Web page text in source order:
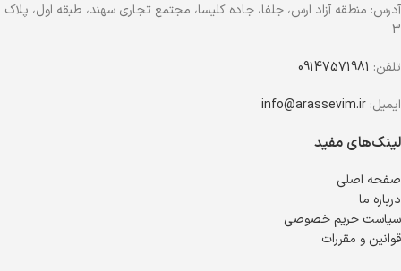
آدرس: منطقه آزاد ارس، جلفا، جاده کلیسا، مجتمع تجاری سهند، طبقه اول، پلاک
3
تلفن: 09147571981
ایمیل: info@arassevim.ir
لینک‌های مفید
صفحه اصلی
درباره ما
سیاست حریم خصوصی
قوانین و مقررات